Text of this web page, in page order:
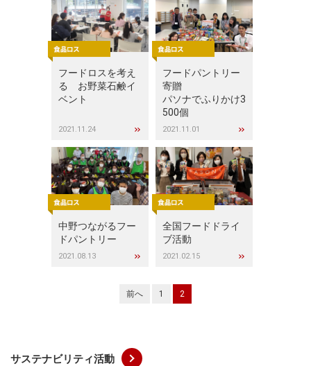
フードロスを考え
る お野菜石鹸イ
ベント
2021.11.24
フードパントリー
寄贈
パソナでふりかけ3
500個
2021.11.01
中野つながるフー
ドパントリー
2021.08.13
全国フードドライ
ブ活動
2021.02.15
前へ 1 2
サステナビリティ活動